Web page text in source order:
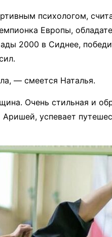
психологом,
Европы,
2000 в Сиднее,
— смеется Наталья.
Очень стильная и
успевает